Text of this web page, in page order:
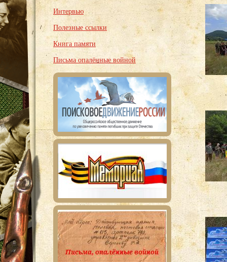
Интервью
Полезные ссылки
Книга памяти
Письма опалённые войной